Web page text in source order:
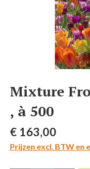
Mixture
, à 500
Normale prijs:
€ 163,00
Prijzen excl. BTW en